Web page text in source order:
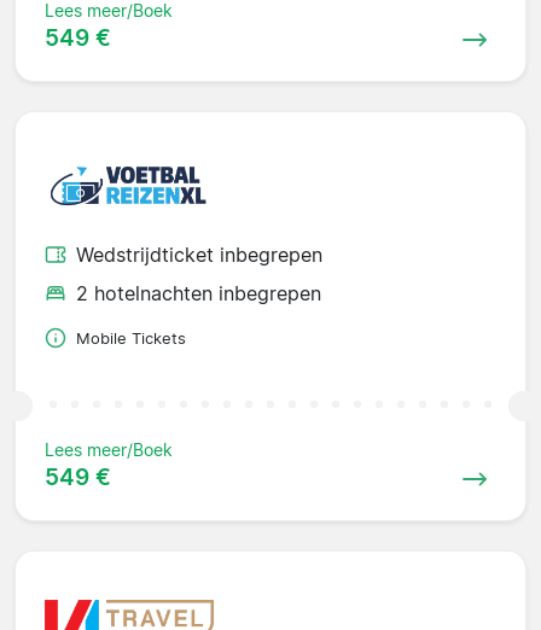
Lees meer/Boek
549 €
Wedstrijdticket inbegrepen
2 hotelnachten inbegrepen
Mobile Tickets
Lees meer/Boek
549 €